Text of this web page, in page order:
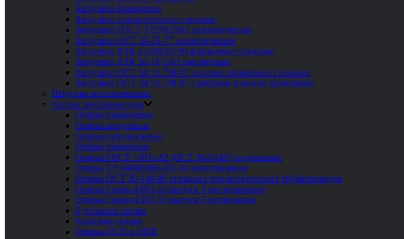
Заглушки фланцевые
Заглушки эллиптические стальные
Заглушки ГОСТ 17379-2001 эллиптические
Заглушки ОСТ 36-25-77 эллиптические
Заглушки АТК 24.200 02 90 фланцевые стальные
Заглушки АТК 26-18-5-93 поворотные
Заглушки ОСТ 34 10.758-97 плоские приварные стальные
Заглушки ОСТ 34 10.759-97 с ребрами плоские приварные
Штуцера металлические
Опоры трубопроводов
Опоры подвижные
Опоры хомутовые
Опоры неподвижные
Опоры подвесные
Опоры ГОСТ 14911-82 (ОСТ 36-94-83) подвижные
Опоры ТУ-04698606-001-04 неподвижные
Опоры ОСТ 36-146-88 стальных технологических трубопроводов
Опоры Серия 4.903-10 выпуск 4 неподвижные
Опоры Серия 4.903-10 выпуск 5 подвижные
Бугельные опоры
Катковые опоры
Опоры ОСП и ОПП